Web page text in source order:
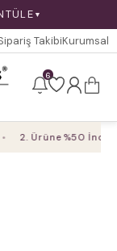
▼
TakibiKurumsal
6
2. Ürüne %50 İndirim